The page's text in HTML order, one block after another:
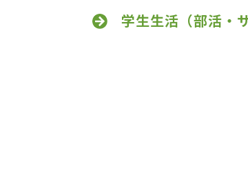
学生生活（部活・